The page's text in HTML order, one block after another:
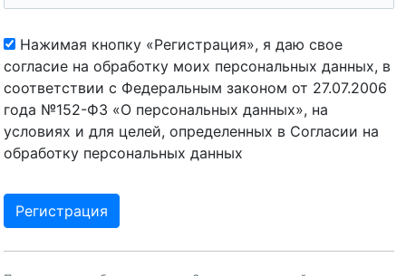
Нажимая кнопку «Регистрация», я даю свое
согласие на обработку моих персональных данных, в
соответствии с Федеральным законом от 27.07.2006
года №152-ФЗ «О персональных данных», на
условиях и для целей, определенных в Согласии на
обработку персональных данных